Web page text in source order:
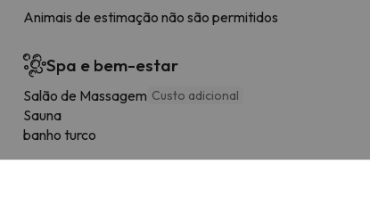
Animais de estimação não são permitidos
Spa e bem-estar
Salão de Massagem Custo adicional
Sauna
banho turco